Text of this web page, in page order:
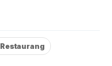
Restaurang